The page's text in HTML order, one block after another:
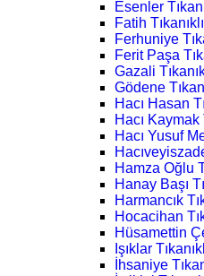
Esenler
Fatih
Ferhuniye
Ferit Paşa
Gazali
Gödene
Hacı Hasan
Hacı Kaymak
Hacı Yusuf
Hamza Oğlu
Hanay Başı
Harmancık
Hocacihan
Hüsamettin
Işıklar
İhsaniye